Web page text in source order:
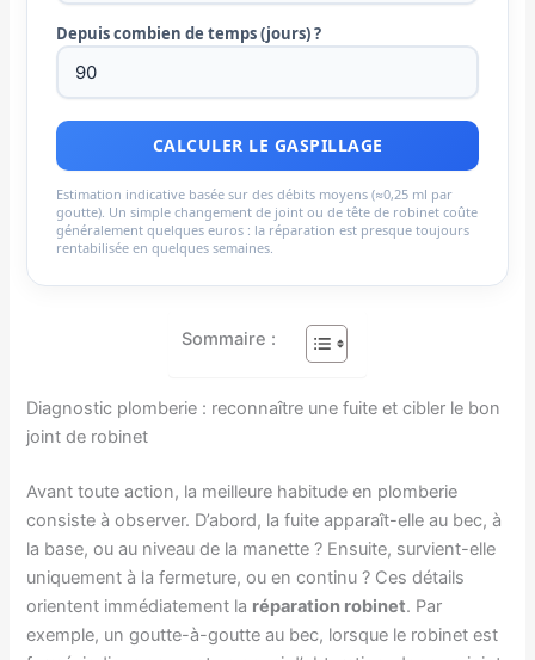
Depuis combien de temps (jours) ?
CALCULER LE GASPILLAGE
Estimation indicative basée sur des débits moyens (≈0,25 ml par
goutte). Un simple changement de joint ou de tête de robinet coûte
généralement quelques euros : la réparation est presque toujours
rentabilisée en quelques semaines.
Sommaire :
Diagnostic plomberie : reconnaître une fuite et cibler le bon
joint de robinet
Avant toute action, la meilleure habitude en plomberie
consiste à observer. D’abord, la fuite apparaît-elle au bec, à
la base, ou au niveau de la manette ? Ensuite, survient-elle
uniquement à la fermeture, ou en continu ? Ces détails
orientent immédiatement la réparation robinet. Par
exemple, un goutte-à-goutte au bec, lorsque le robinet est